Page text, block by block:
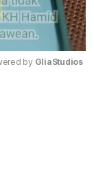
by GliaStudios